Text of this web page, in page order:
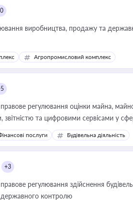
виробництва, продажу та
Агропромисловий комплекс
регулювання оцінки майна,
звітністю та цифровими сервісами у
для власника бізнесу, керівника,
майна, корпоративних угод і
послуги Будівельна діяльність
+3
регулювання здійснення
контролю